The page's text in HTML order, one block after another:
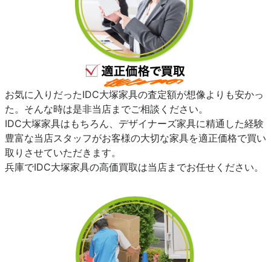
お気に入りだったIDC大塚家具の査定額が想像よりも安かっ
た。そんな時は是非当店までご相談ください。
IDC大塚家具はもちろん、デザイナーズ家具に精通した経験
豊富な当店スタッフがお客様の大切な家具を適正価格で買い
取りさせていただきます。
兵庫でIDC大塚家具の高価買取は当店までお任せください。